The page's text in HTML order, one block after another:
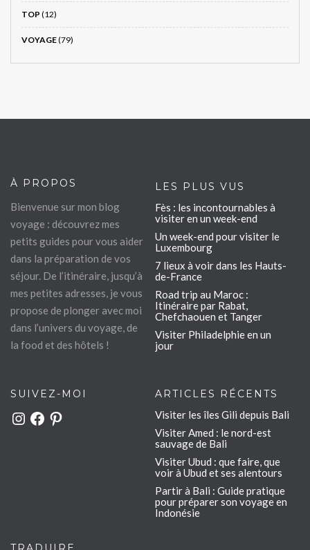
TOP (12)
VOYAGE(79)
À PROPOS
Bienvenue sur mon blog
voyage : découvrez mes
petits guides pour vous aider
dans la préparation de vos
séjour. De l’itinéraire, jusqu’à
mes petites adresses, je vous
propose de plonger avec moi
dans l’univers du voyage, de
la food et des hôtels !
LES PLUS VUS
Fès : les incontournables à
visiter en un week-end
Un week-end pour visiter le
Luxembourg
7 lieux à voir dans les Hauts-
de-France
Road trip au Maroc :
Itinéraire par Rabat,
Chefchaouen et Tanger
Visiter Philadelphie en un
jour
SUIVEZ-MOI
Instagram
FacebookPinterest
ARTICLES RÉCENTS
Visiter les îles Gili depuis Bali
Visiter Amed : le nord-est
sauvage de Bali
Visiter Ubud : que faire, que
voir à Ubud et ses alentours
Partir à Bali : Guide pratique
pour préparer son voyage en
Indonésie